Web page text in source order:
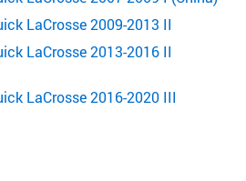
LaCrosse 2009-2013 II
LaCrosse 2013-2016 II
LaCrosse 2016-2020 III